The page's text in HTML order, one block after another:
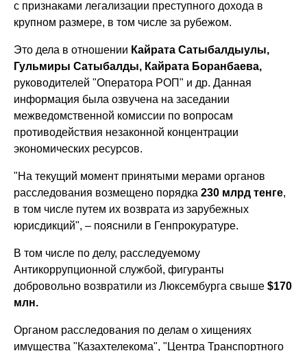
с признаками легализации преступного дохода в
крупном размере, в том числе за рубежом.
Это дела в отношении Кайрата Сатыбалдыулы,
Гульмиры Сатыбалды, Кайрата Боранбаева,
руководителей "Оператора РОП" и др. Данная
информация была озвучена на заседании
межведомственной комиссии по вопросам
противодействия незаконной концентрации
экономических ресурсов.
"На текущий момент принятыми мерами органов
расследования возмещено порядка230 млрд тенге,
в том числе путем их возврата из зарубежных
юрисдикций", – пояснили в Генпрокуратуре.
В том числе по делу, расследуемому
Антикоррупционной службой, фигуранты
добровольно возвратили из Люксембурга свыше$170
млн.
Органом расследования по делам о хищениях
имущества "Казахтелекома", "Центра Транспортного